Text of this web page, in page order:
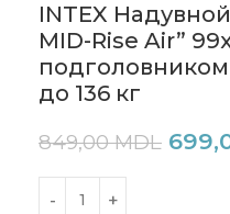
INTEX
MID-Rise Air”
до 136 кг
849,00MDL